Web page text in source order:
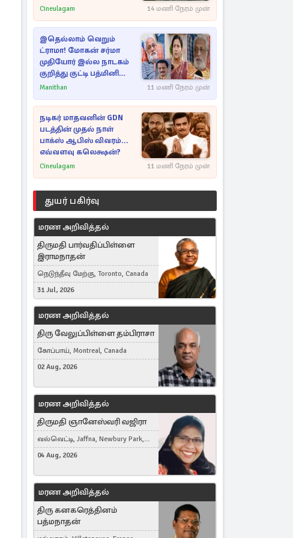
பாக்ஸ் ஆபிஸ்
Cineulagam 14 மணி நேரம் முன்
இதெல்லாம் வெறும்
ட்ராமா! மோகன் சர்மா
முதியோர் இல்ல நாடகம்
குறித்து குட்டி பத்மினி
பரபரப்பு பேட்டி
Manithan 11 மணி நேரம் முன்
நடிகர் மாதவனின் GDN
படத்தின் முதல் நாள்
பாக்ஸ் ஆபிஸ் விவரம்...
எவ்வளவு கலெக்ஷன்?
Cineulagam 11 மணி நேரம் முன்
துயர் பகிர்வு
மரண அறிவித்தல்
திருமதி பார்வதிப்பிள்ளை
இராமநாதன்
நெடுந்தீவு மேற்கு, Toronto, Canada
31 Jul, 2026
மரண அறிவித்தல்
திரு வேலுப்பிள்ளை தம்பிராசா
கோப்பாய், Montreal, Canada
02 Aug, 2026
மரண அறிவித்தல்
திருமதி ஞானேஸ்வரி வஜிரா
வல்வெட்டி, Jaffna, Newbury Park,
United Kingdom
04 Aug, 2026
மரண அறிவித்தல்
திரு கனகரெத்தினம்
பத்மநாதன்